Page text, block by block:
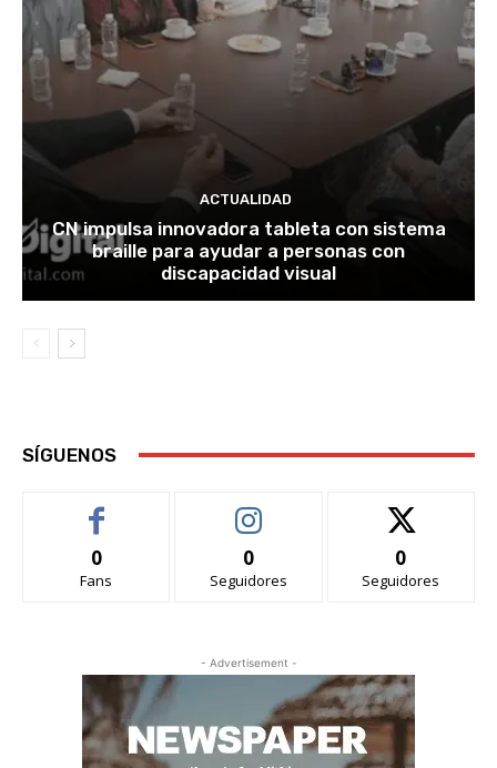
ACTUALIDAD
CN impulsa innovadora tableta con sistema
braille para ayudar a personas con
discapacidad visual
SÍGUENOS
0
Fans
0
Seguidores
0
Seguidores
- Advertisement -